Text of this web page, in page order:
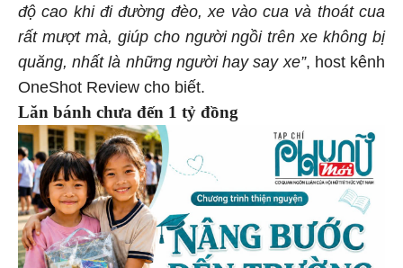
độ cao khi đi đường đèo, xe vào cua và thoát cua
rất mượt mà, giúp cho người ngồi trên xe không bị
quăng, nhất là những người hay say xe”, host kênh
OneShot Review cho biết.
Lăn bánh chưa đến 1 tỷ đồng